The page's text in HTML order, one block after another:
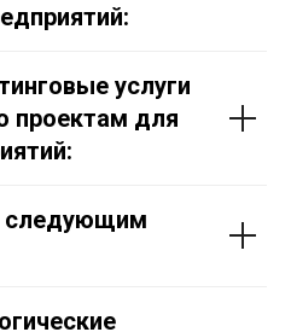
услуги
проектам для
следующим